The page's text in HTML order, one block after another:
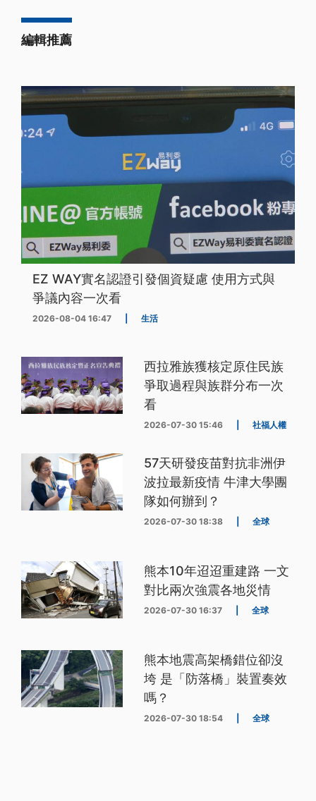
編輯推薦
EZ WAY實名認證引發個資疑慮 使用方式與
爭議內容一次看
2026-08-04 16:47 生活
西拉雅族獲核定原住民族
爭取過程與族群分布一次
看
2026-07-30 15:46 社福人權
57天研發疫苗對抗非洲伊
波拉最新疫情 牛津大學團
隊如何辦到？
2026-07-30 18:38 全球
熊本10年迢迢重建路 一文
對比兩次強震各地災情
2026-07-30 16:37 全球
熊本地震高架橋錯位卻沒
垮 是「防落橋」裝置奏效
嗎？
2026-07-30 18:54 全球